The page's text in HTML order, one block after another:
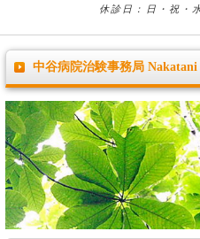
休診日：日・祝・
中谷病院治験事務局